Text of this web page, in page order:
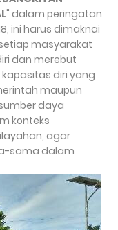
" dalam peringatan
ini harus dimaknai
masyarakat
dan merebut
diri yang
maupun
daya
konteks
agar
sama dalam